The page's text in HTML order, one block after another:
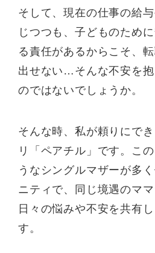
そして、現在の仕事の給
じつつも、子どものため
る責任があるからこそ、
出せない…そんな不安を
のではないでしょうか。
そんな時、私が頼りにで
リ「ペアチル」です。こ
うなシングルマザーが多
ニティで、同じ境遇のママ
日々の悩みや不安を共有
す。